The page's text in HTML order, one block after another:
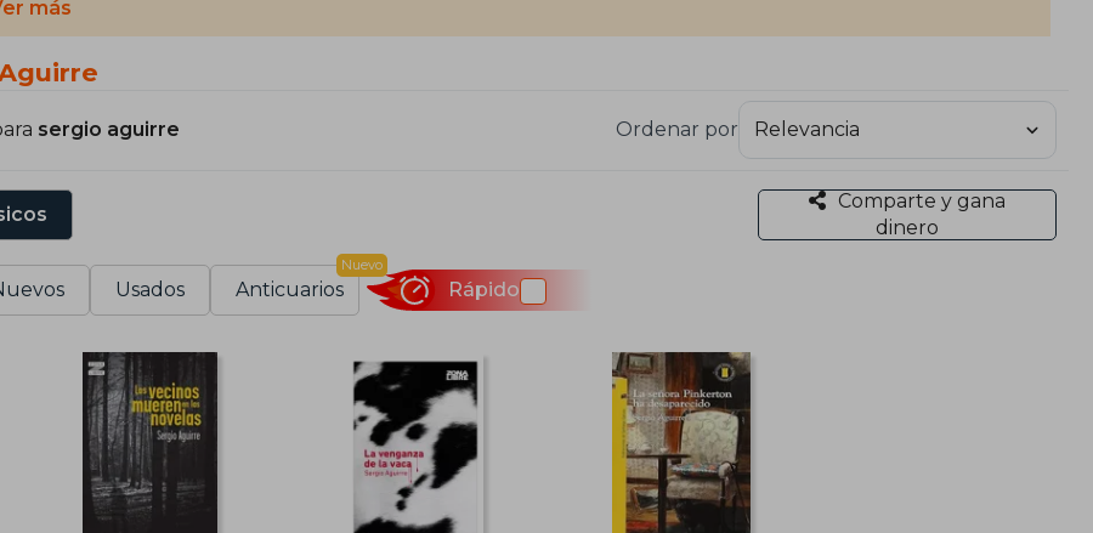
La venganza de la vaca, su primera novela, recibió el Accésit del Premio Latinoamericano de Literatura
y Juvenil Norma-Fundalectura 1998.
más
sergio aguirre Ordenar por
Comparte y gana
dinero
Usados Anticuarios
Nuevo
Rápido